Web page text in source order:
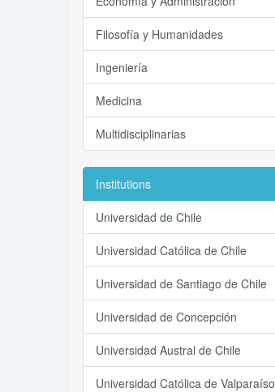
Filosofía y Humanidades
Ingeniería
Medicina
Multidisciplinarias
Institutions
Universidad de Chile
Universidad Católica de Chile
Universidad de Santiago de Chile
Universidad de Concepción
Universidad Austral de Chile
Universidad Católica de Valparaíso